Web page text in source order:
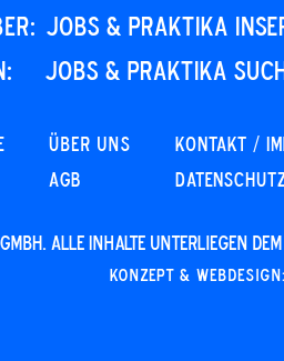
JOBS & PRAKTIKA
JOBS & PRAKTIKA
Über uns
AGB
KONTAKT /
GmbH. Alle Inhalte unterliegen
Konzept &